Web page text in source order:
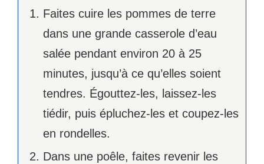
Faites cuire les pommes de terre
dans une grande casserole d’eau
salée pendant environ 20 à 25
minutes, jusqu’à ce qu’elles soient
tendres. Égouttez-les, laissez-les
tiédir, puis épluchez-les et coupez-les
en rondelles.
Dans une poêle, faites revenir les